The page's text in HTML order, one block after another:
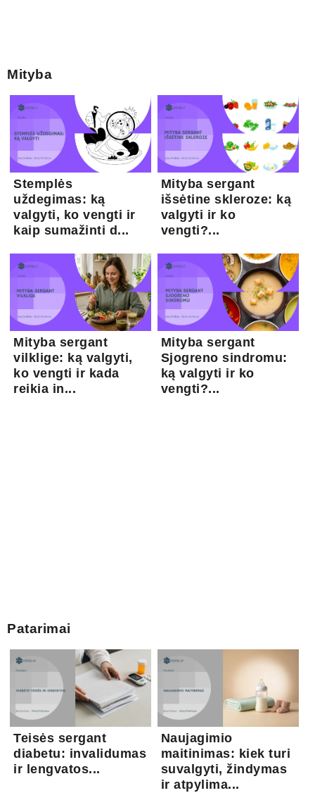
Mityba
Stemplės
uždegimas: ką
valgyti, ko vengti ir
kaip sumažinti d...
Mityba sergant
išsėtine skleroze: ką
valgyti ir ko
vengti?...
Mityba sergant
vilklige: ką valgyti,
ko vengti ir kada
reikia in...
Mityba sergant
Sjogreno sindromu:
ką valgyti ir ko
vengti?...
Patarimai
Teisės sergant
diabetu: invalidumas
ir lengvatos...
Naujagimio
maitinimas: kiek turi
suvalgyti, žindymas
ir atpylima...